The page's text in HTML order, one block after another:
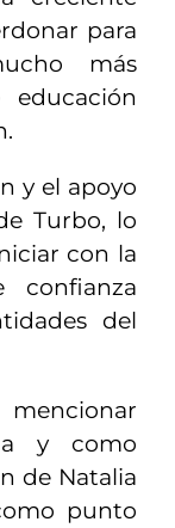
para
más
y el apoyo
Turbo, lo
con la
confianza
del
y como
de Natalia
punto